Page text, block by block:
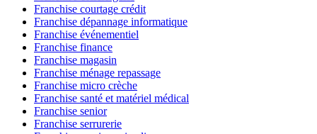
Franchise courtage crédit
Franchise dépannage informatique
Franchise événementiel
Franchise finance
Franchise magasin
Franchise ménage repassage
Franchise micro crèche
Franchise santé et matériel médical
Franchise senior
Franchise serrurerie